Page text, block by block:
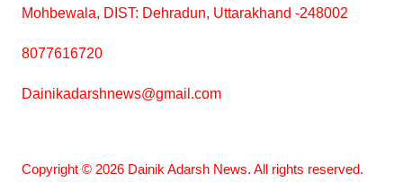
Mohbewala, DIST: Dehradun, Uttarakhand -248002
8077616720
Dainikadarshnews@gmail.com
Copyright © 2026 Dainik Adarsh News. All rights reserved.